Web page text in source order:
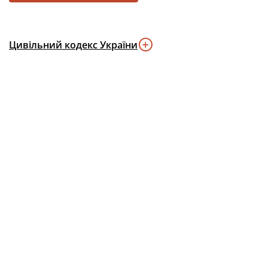
Цивільний кодекс України